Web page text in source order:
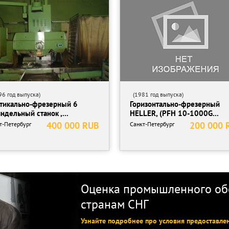
мм: 70-520
32/32
год выпуска)
фрезерный 6
станок ,...
400 000 RUB
Петербург
(1981 год выпуска)
Горизонтально-фрезерный
HELLER, (PFH 10-1000G...
200 000
Санкт-Петербург
Оценка промышленного
странам СНГ
Узнайте подробнее про условия